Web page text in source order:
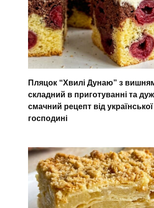
Пляцок “Хвилі Дунаю” з
складний в приготуванні та
смачний рецепт від української
господині